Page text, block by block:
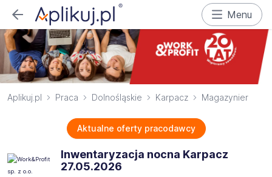
Menu
Aplikuj.pl Praca Dolnośląskie Karpacz Magazynier
Aktualne oferty pracodawcy
Inwentaryzacja nocna Karpacz
27.05.2026​